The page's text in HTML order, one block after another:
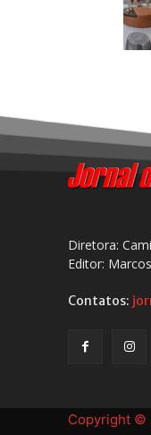
Diretora:
Editor:
Contatos:
Copyright ©